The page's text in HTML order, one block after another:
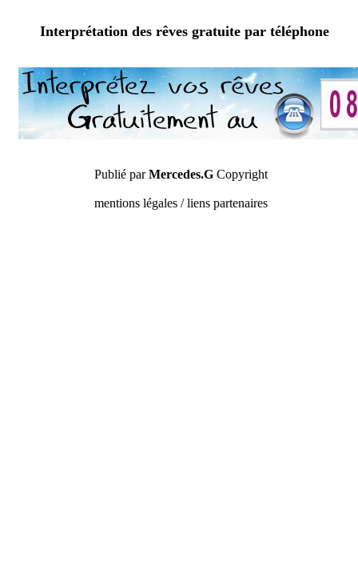
Interprétation des rêves gratuite par téléphone
Publié parMercedes.GCopyright
mentions légales / liens partenaires